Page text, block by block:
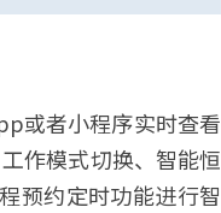
或者小程序实时查看
作模式切换、智能恒
预约定时功能进行智